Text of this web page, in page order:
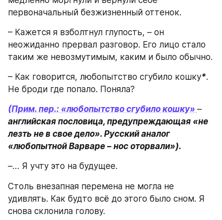
первоначальный безжизненный оттенок.
– Кажется я взболтнул глупость, – он
неожиданно прервал разговор. Его лицо стало
таким же невозмутимым, каким и было обычно.
– Как говорится, любопытство сгубило кошку*.
Не броди где попало. Поняла?
(Прим. пер.: «любопытство сгубило кошку»
английская пословица, предупреждающая «не
лезть не в свое дело». Русский аналог
«любопытной Варваре – нос оторвали»).
–… Я учту это на будущее.
Столь внезапная перемена не могла не
удивлять. Как будто всё до этого было сном. Я
снова склонила голову.